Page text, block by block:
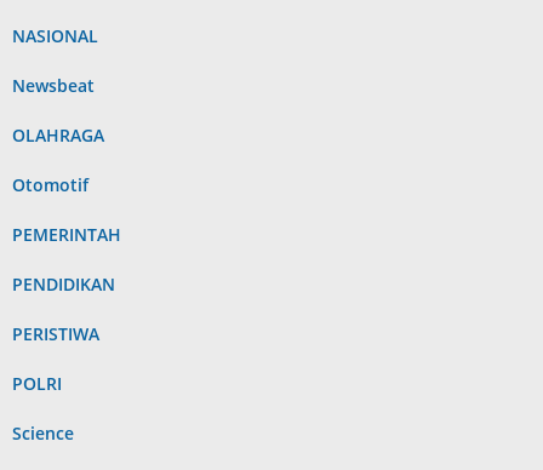
NASIONAL
Newsbeat
OLAHRAGA
Otomotif
PEMERINTAH
PENDIDIKAN
PERISTIWA
POLRI
Science